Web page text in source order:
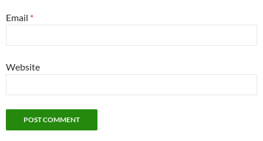
Email *
Website